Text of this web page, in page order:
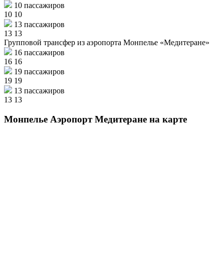
10 пассажиров
10 10
13 пассажиров
13 13
Групповой трансфер из аэропорта Монпелье «Медитеране»
16 пассажиров
16 16
19 пассажиров
19 19
13 пассажиров
13 13
Монпелье Аэропорт Медитеране на карте